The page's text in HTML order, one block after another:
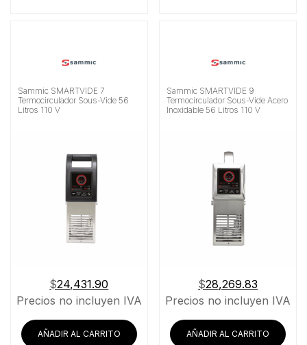
Sammic SMARTVIDE 7
Termocirculador Sous-Vide 56
Litros 110 V
$24,431.90
Precios no incluyen IVA
AÑADIR AL CARRITO
Sammic SMARTVIDE 9
Termocirculador Sous-Vide Acero
Inoxidable 56 Litros 110 V
$28,269.83
Precios no incluyen IVA
AÑADIR AL CARRITO